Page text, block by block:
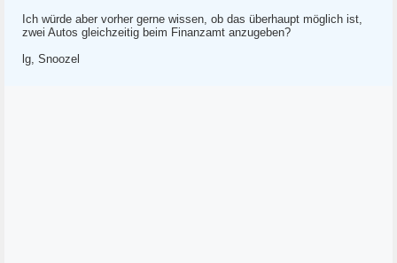
Ich würde aber vorher gerne wissen, ob das überhaupt möglich ist,
zwei Autos gleichzeitig beim Finanzamt anzugeben?
lg, Snoozel